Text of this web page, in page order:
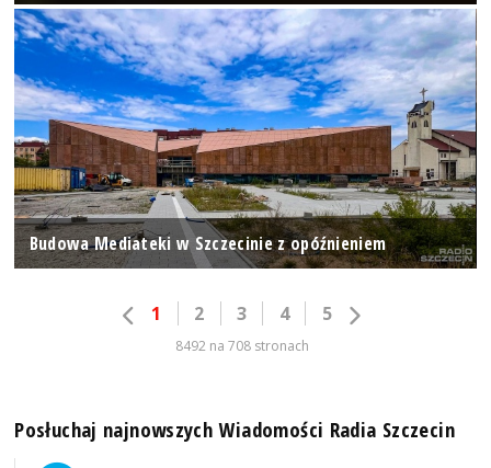
Budowa Mediateki w Szczecinie z opóźnieniem
1 2 3 4 5
8492 na 708 stronach
Posłuchaj najnowszych Wiadomości Radia Szczecin